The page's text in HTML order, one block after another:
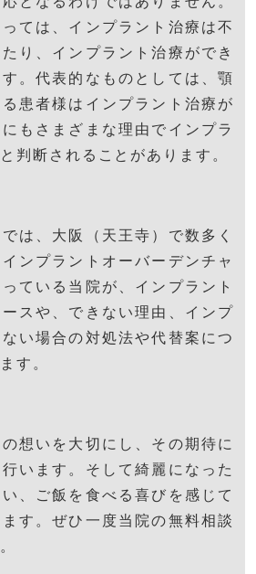
ては、インプラント治療は不
り、インプラント治療ができ
。代表的なものとしては、顎
患者様はインプラント治療が
もさまざまな理由でインプラ
判断されることがあります。
は、大阪（天王寺）で数多く
ンプラントオーバーデンチャ
ている当院が、インプラント
スや、できない理由、インプ
い場合の対処法や代替案につ
す。
想いを大切にし、その期待に
います。そして綺麗になった
、ご飯を食べる喜びを感じて
す。ぜひ一度当院の無料相談